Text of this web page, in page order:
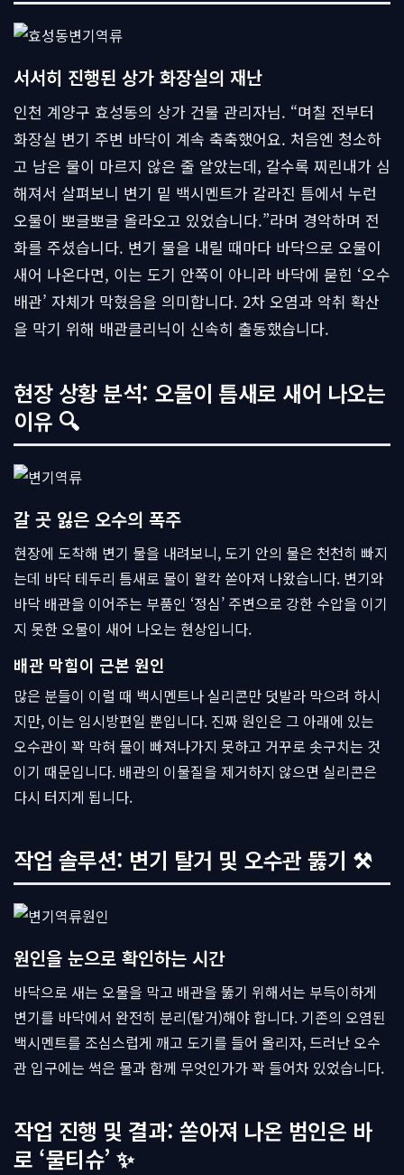
서서히 진행된 상가 화장실의 재난
인천 계양구 효성동의 상가 건물 관리자님. “며칠 전부터
화장실 변기 주변 바닥이 계속 축축했어요. 처음엔 청소하
고 남은 물이 마르지 않은 줄 알았는데, 갈수록 찌린내가 심
해져서 살펴보니 변기 밑 백시멘트가 갈라진 틈에서 누런
오물이 뽀글뽀글 올라오고 있었습니다.”라며 경악하며 전
화를 주셨습니다. 변기 물을 내릴 때마다 바닥으로 오물이
새어 나온다면, 이는 도기 안쪽이 아니라 바닥에 묻힌 ‘오수
배관’ 자체가 막혔음을 의미합니다. 2차 오염과 악취 확산
을 막기 위해 배관클리닉이 신속히 출동했습니다.
현장 상황 분석: 오물이 틈새로 새어 나오는
이유 🔍
갈 곳 잃은 오수의 폭주
현장에 도착해 변기 물을 내려보니, 도기 안의 물은 천천히 빠지
는데 바닥 테두리 틈새로 물이 왈칵 쏟아져 나왔습니다. 변기와
바닥 배관을 이어주는 부품인 ‘정심’ 주변으로 강한 수압을 이기
지 못한 오물이 새어 나오는 현상입니다.
배관 막힘이 근본 원인
많은 분들이 이럴 때 백시멘트나 실리콘만 덧발라 막으려 하시
지만, 이는 임시방편일 뿐입니다. 진짜 원인은 그 아래에 있는
오수관이 꽉 막혀 물이 빠져나가지 못하고 거꾸로 솟구치는 것
이기 때문입니다. 배관의 이물질을 제거하지 않으면 실리콘은
다시 터지게 됩니다.
작업 솔루션: 변기 탈거 및 오수관 뚫기 ⚒
원인을 눈으로 확인하는 시간
바닥으로 새는 오물을 막고 배관을 뚫기 위해서는 부득이하게
변기를 바닥에서 완전히 분리(탈거)해야 합니다. 기존의 오염된
백시멘트를 조심스럽게 깨고 도기를 들어 올리자, 드러난 오수
관 입구에는 썩은 물과 함께 무엇인가가 꽉 들어차 있었습니다.
작업 진행 및 결과: 쏟아져 나온 범인은 바
로 ‘물티슈’ ✨